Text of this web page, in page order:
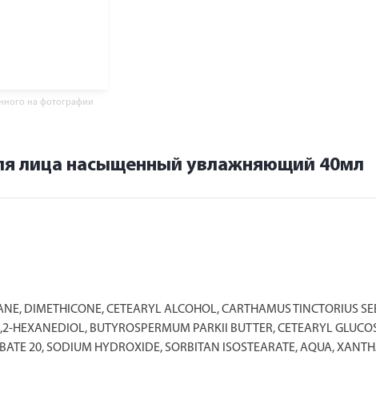
на фотографии
лица насыщенный увлажняющий 40мл
DIMETHICONE, CETEARYL ALCOHOL, CARTHAMUS TINCTORIUS
HEXANEDIOL, BUTYROSPERMUM PARKII BUTTER, CETEARYL
20, SODIUM HYDROXIDE, SORBITAN ISOSTEARATE, AQUA,